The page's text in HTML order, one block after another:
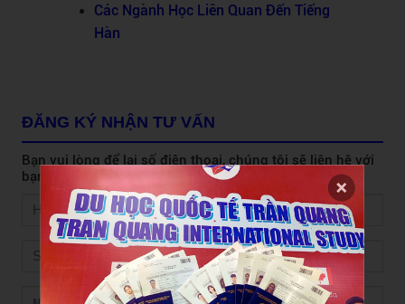
Các Ngành Học Liên Quan Đến Tiếng
Hàn
ĐĂNG KÝ NHẬN TƯ VẤN
Bạn vui lòng để lại số điện thoại, chúng tôi sẽ liên hệ với
bạn ngay